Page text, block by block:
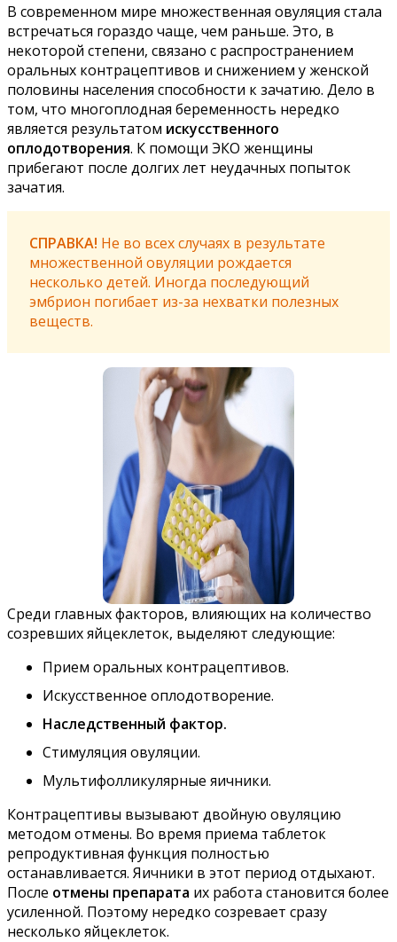
В современном мире множественная овуляция стала
встречаться гораздо чаще, чем раньше. Это, в
некоторой степени, связано с распространением
оральных контрацептивов и снижением у женской
половины населения способности к зачатию. Дело в
том, что многоплодная беременность нередко
является результатом искусственного
оплодотворения. К помощи ЭКО женщины
прибегают после долгих лет неудачных попыток
зачатия.
СПРАВКА! Не во всех случаях в результате
множественной овуляции рождается
несколько детей. Иногда последующий
эмбрион погибает из-за нехватки полезных
веществ.
Среди главных факторов, влияющих на количество
созревших яйцеклеток, выделяют следующие:
Прием оральных контрацептивов.
Искусственное оплодотворение.
Наследственный фактор.
Стимуляция овуляции.
Мультифолликулярные яичники.
Контрацептивы вызывают двойную овуляцию
методом отмены. Во время приема таблеток
репродуктивная функция полностью
останавливается. Яичники в этот период отдыхают.
После отмены препарата их работа становится более
усиленной. Поэтому нередко созревает сразу
несколько яйцеклеток.